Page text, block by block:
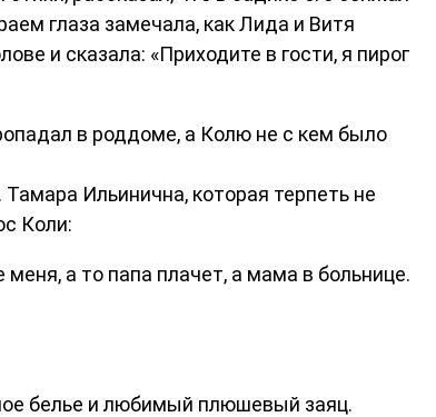
глаза замечала, как Лида и Витя
и сказала: «Приходите в гости, я пирог
в роддоме, а Колю не с кем было
Ильинична, которая терпеть не
Коли:
а то папа плачет, а мама в больнице.
белье и любимый плюшевый заяц.